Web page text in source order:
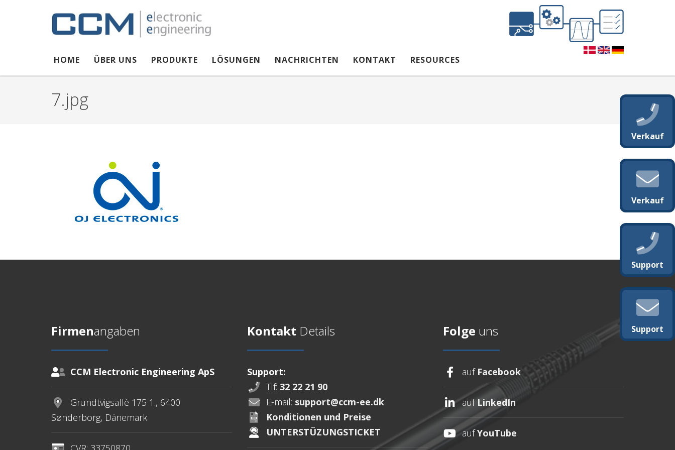
HOME ÜBER UNS PRODUKTE LÖSUNGEN NACHRICHTEN KONTAKT RESOURCES
7.jpg
Firmenangaben
CCM Electronic Engineering ApS
Grundtvigsallè 175 1., 6400
Sønderborg, Dänemark
Kontakt Details
Support:
Tlf: 32 22 21 90
E-mail: support@ccm-ee.dk
Konditionen und Preise
UNTERSTÜZUNGSTICKET
Verkauf
Verkauf
Support
Support
Folge uns
auf Facebook
auf LinkedIn
aufYouTube